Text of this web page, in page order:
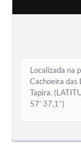
Localizada na
Cachoeira das
Tapira.
57’ 37,1’’)